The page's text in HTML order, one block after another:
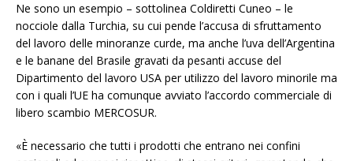
Ne sono un esempio – sottolinea Coldiretti Cuneo – le
nocciole dalla Turchia, su cui pende l’accusa di sfruttamento
del lavoro delle minoranze curde, ma anche l’uva dell’Argentina
e le banane del Brasile gravati da pesanti accuse del
Dipartimento del lavoro USA per utilizzo del lavoro minorile ma
con i quali l’UE ha comunque avviato l’accordo commerciale di
libero scambio MERCOSUR.
«È necessario che tutti i prodotti che entrano nei confini